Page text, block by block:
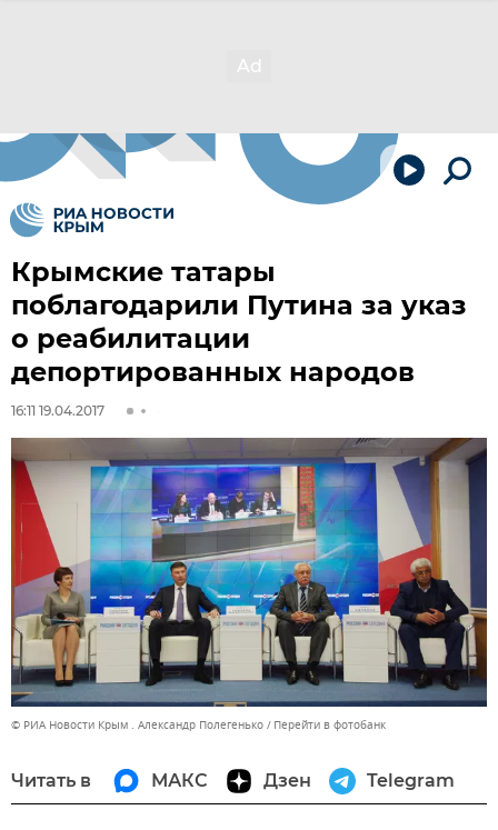
Крымские татары
поблагодарили Путина за указ
о реабилитации
депортированных народов
16:11 19.04.2017
© РИА Новости Крым . Александр Полегенько Перейти в фотобанк
Читать в МАКС Дзен Telegram